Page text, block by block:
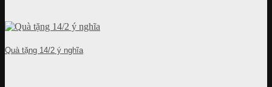
Quà tặng 14/2 ý nghĩa